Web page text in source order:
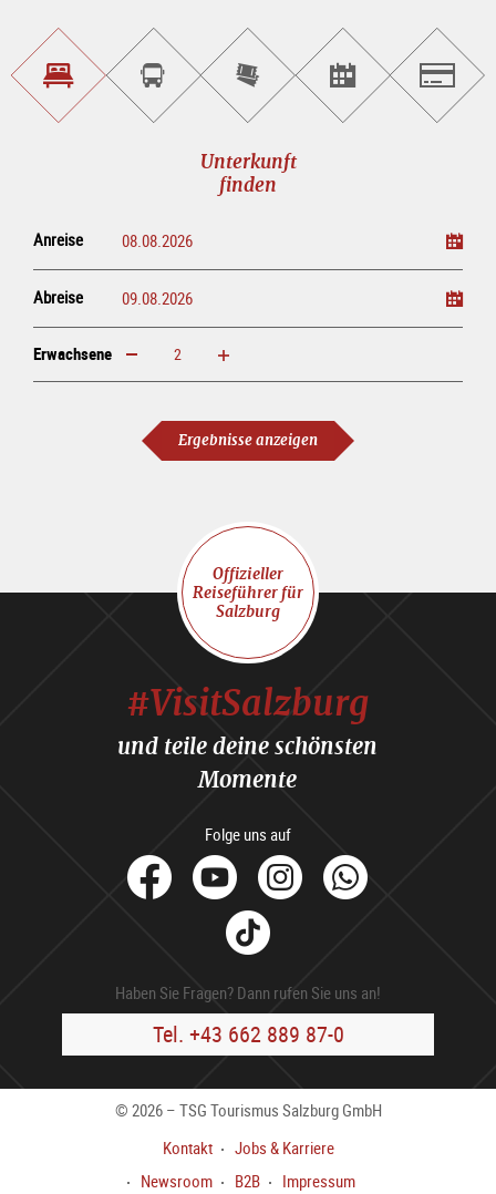
Unterkunft<br>findenSightseeing<br>Tour
buchen
Tickets
online<br>kaufen
Events<br>finden
Unterkunft
finden
Anreise
Abreise
Erwachsene erhöhen verringern
Ergebnisse anzeigen
Offizieller
Reiseführer für
Salzburg
#VisitSalzburg
und teile deine schönsten
Momente
Folge uns auf
facebook
YoutubeInstagram
Tik
Tok
Haben Sie Fragen? Dann rufen Sie uns an!
Tel. +43 662 889 87-0
© 2026 – TSG Tourismus Salzburg GmbH
Kontakt
Jobs & Karriere
Newsroom
B2B Impressum